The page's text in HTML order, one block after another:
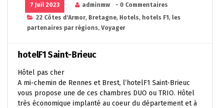
7 Juil 2023 adminmw
- 0 Commentaires
22 Côtes d'Armor, Bretagne, Hotels, hotels F1 , les
partenaires par régions, Voyager
hotelF1 Saint-Brieuc
Hôtel pas cher
A mi-chemin de Rennes et Brest, l’hotelF1 Saint-Brieuc
vous propose une de ces chambres DUO ou TRIO. Hôtel
très économique implanté au coeur du département et à